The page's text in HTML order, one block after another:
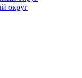
округ